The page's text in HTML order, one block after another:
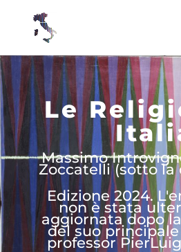
Le
Massimo
Zoccatelli (sotto la
Edizione 2024.
non è stata
aggiornata dopo
del suo
professor